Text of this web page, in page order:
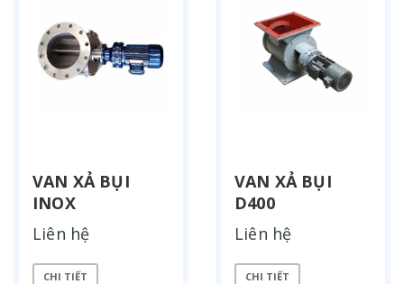
VAN XẢ BỤI
INOX
Liên hệ
CHI TIẾT
VAN XẢ BỤI
D400
Liên hệ
CHI TIẾT